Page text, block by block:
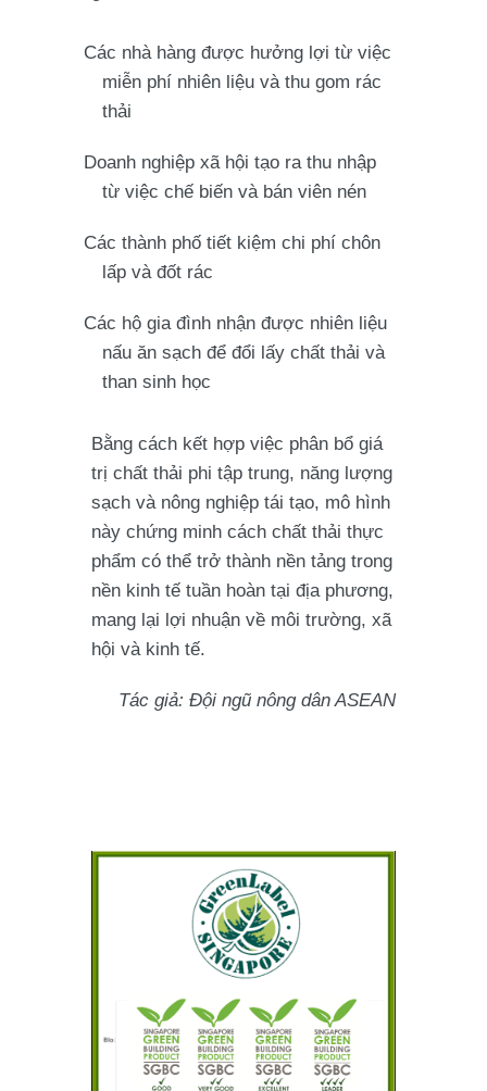
Các nhà hàng được hưởng lợi từ việc
miễn phí nhiên liệu và thu gom rác
thải
Doanh nghiệp xã hội tạo ra thu nhập
từ việc chế biến và bán viên nén
Các thành phố tiết kiệm chi phí chôn
lấp và đốt rác
Các hộ gia đình nhận được nhiên liệu
nấu ăn sạch để đổi lấy chất thải và
than sinh học
Bằng cách kết hợp việc phân bổ giá
trị chất thải phi tập trung, năng lượng
sạch và nông nghiệp tái tạo, mô hình
này chứng minh cách chất thải thực
phẩm có thể trở thành nền tảng trong
nền kinh tế tuần hoàn tại địa phương,
mang lại lợi nhuận về môi trường, xã
hội và kinh tế.
Tác giả: Đội ngũ nông dân ASEAN